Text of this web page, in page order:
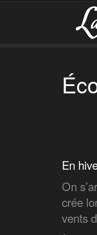
En
On
crée
vents